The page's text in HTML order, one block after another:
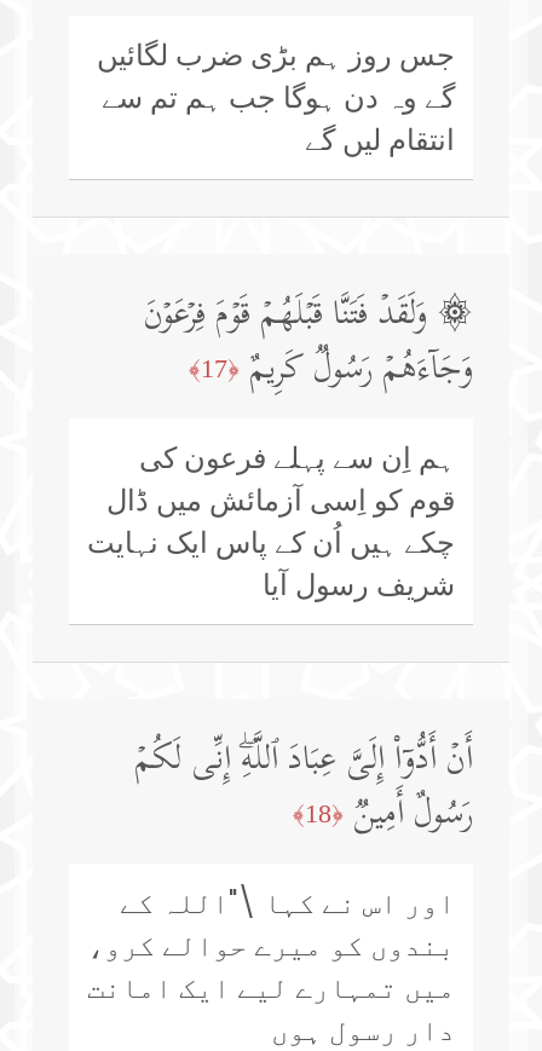
جس روز ہم بڑی ضرب لگائیں
گے وہ دن ہوگا جب ہم تم سے
انتقام لیں گے
۞ وَلَقَدۡ فَتَنَّا قَبۡلَهُمۡ قَوۡمَ فِرۡعَوۡنَ
وَجَاۤءَهُمۡ رَسُولࣱ كَرِیمٌ ﴿17﴾
ہم اِن سے پہلے فرعون کی
قوم کو اِسی آزمائش میں ڈال
چکے ہیں اُن کے پاس ایک نہایت
شریف رسول آیا
أَنۡ أَدُّوۤا۟ إِلَیَّ عِبَادَ ٱللَّهِۖ إِنِّی لَكُمۡ
رَسُولٌ أَمِینࣱ ﴿18﴾
اور اس نے کہا \"اللہ کے
بندوں کو میرے حوالے کرو،
میں تمہارے لیے ایک امانت
دار رسول ہوں